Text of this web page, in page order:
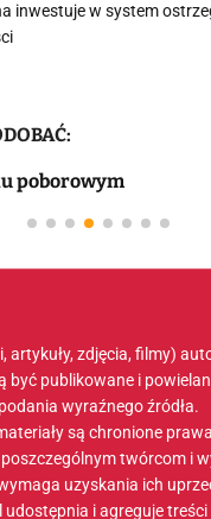
inwestuje w system
poborowym
artykuły, zdjęcia, filmy)
być publikowane i
podania wyraźnego źródła.
są chronione
poszczególnym twórcom i
uzyskania ich
i agreguje